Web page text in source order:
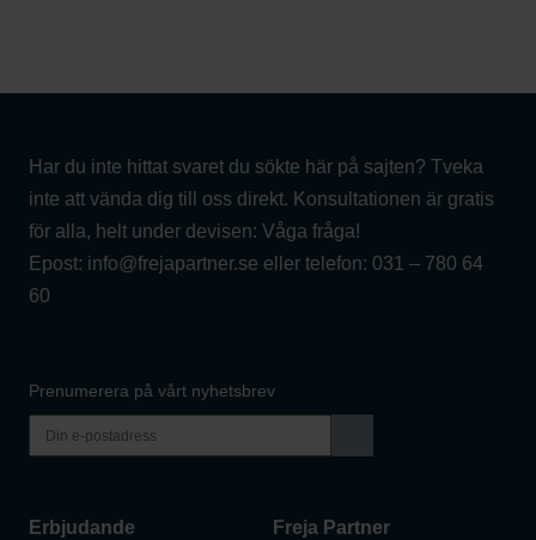
Har du inte hittat svaret du sökte här på sajten? Tveka
inte att vända dig till oss direkt. Konsultationen är gratis
för alla, helt under devisen: Våga fråga!
Epost: info@frejapartner.se eller telefon: 031 – 780 64
60
Prenumerera på vårt nyhetsbrev
Erbjudande Freja Partner